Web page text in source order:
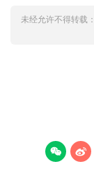
未经允许不得转载：
 